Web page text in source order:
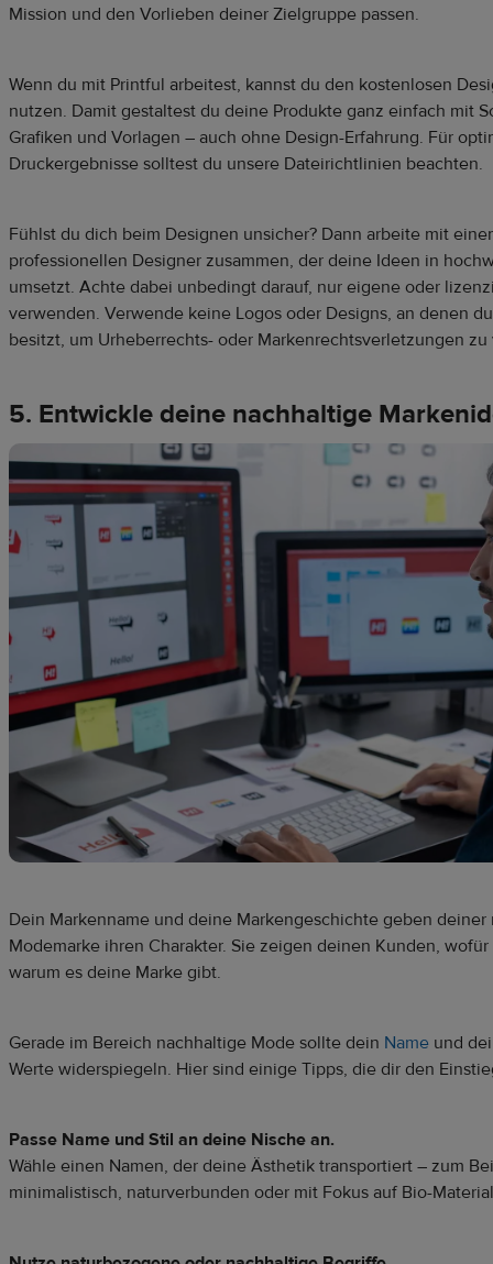
Mission und den Vorlieben deiner Zielgruppe passen.
Wenn du mit Printful arbeitest, kannst du den kostenlosen
nutzen. Damit gestaltest du deine Produkte ganz einfach mit
Grafiken und Vorlagen – auch ohne Design-Erfahrung. Für
Druckergebnisse solltest du unsere Dateirichtlinien beachten.
Fühlst du dich beim Designen unsicher? Dann arbeite mit
professionellen Designer zusammen, der deine Ideen in
umsetzt. Achte dabei unbedingt darauf, nur eigene oder
verwenden. Verwende keine Logos oder Designs, an denen
besitzt, um Urheberrechts- oder Markenrechtsverletzungen
5. Entwickle deine nachhaltige
Dein Markenname und deine Markengeschichte geben
Modemarke ihren Charakter. Sie zeigen deinen Kunden,
warum es deine Marke gibt.
Gerade im Bereich nachhaltige Mode sollte dein Name und
Werte widerspiegeln. Hier sind einige Tipps, die dir den
Passe Name und Stil an deine Nische an.
Wähle einen Namen, der deine Ästhetik transportiert – zum
minimalistisch, naturverbunden oder mit Fokus auf Bio-